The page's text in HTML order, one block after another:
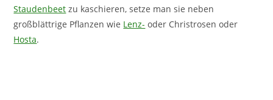
Staudenbeet zu kaschieren, setze man sie neben
großblättrige Pflanzen wie Lenz- oder Christrosen oder
Hosta.